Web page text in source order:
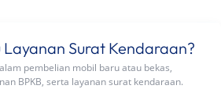
Surat Kendaraan?
pembelian mobil baru atau bekas,
BPKB, serta layanan surat kendaraan.